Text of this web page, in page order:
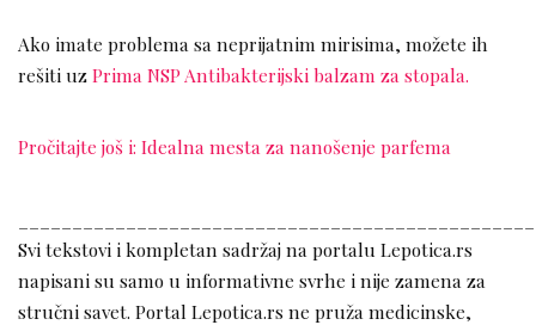
Ako imate problema sa neprijatnim mirisima, možete ih
rešiti uzPrima NSP Antibakterijski balzam za stopala.
Pročitajte još i: Idealna mesta za nanošenje parfema
Svi tekstovi i kompletan sadržaj na portalu Lepotica.rs
napisani su samo u informativne svrhe i nije zamena za
stručni savet. Portal Lepotica.rs ne pruža medicinske,